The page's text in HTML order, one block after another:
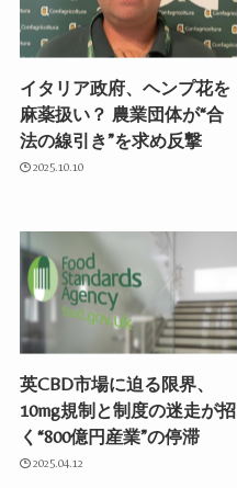
イタリア政府、ヘンプ花を
麻薬扱い？ 農業団体が“合
法の線引き”を求め反撃
2025.10.10
英CBD市場に迫る限界、
10mg規制と制度の迷走が招
く“800億円産業”の停滞
2025.04.12